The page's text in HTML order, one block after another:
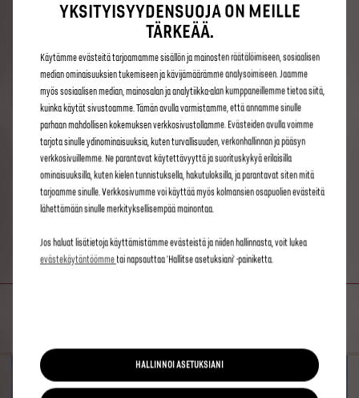
,00€
/vuosi
Tämä koskee vain ennen 31. heinäkuuta 2024 tilattuja
ajoneuvoja.
CONNECTED NAVIGATION
PACK
YKSITYISYYDENSUOJA ON MEILLE
TÄRKEÄÄ.
Käytämme evästeitä tarjoamamme sisällön ja mainosten räätälöimiseen, sosiaalisen
median ominaisuuksien tukemiseen ja kävijämäärämme analysoimiseen. Jaamme
myös sosiaalisen median, mainosalan ja analytiikka-alan kumppaneillemme tietoa siitä,
kuinka käytät sivustoamme. Tämän avulla varmistamme, että annamme sinulle
parhaan mahdollisen kokemuksen verkkosivustollamme. Evästeiden avulla voimme
tarjota sinulle ydinominaisuuksia, kuten turvallisuuden, verkonhallinnan ja pääsyn
verkkosivuillemme. Ne parantavat käytettävyyttä ja suorituskykyä erilaisilla
ominaisuuksilla, kuten kielen tunnistuksella, hakutuloksilla, ja parantavat siten mitä
tarjoamme sinulle. Verkkosivumme voi käyttää myös kolmansien osapuolien evästeitä
lähettämään sinulle merkityksellisempää mainontaa.
Jos haluat lisätietoja käyttämistämme evästeistä ja niiden hallinnasta, voit lukea
evästekäytäntöömme tai napsauttaa 'Hallitse asetuksiani' -painiketta.
HALLINNOI ASETUKSIANI